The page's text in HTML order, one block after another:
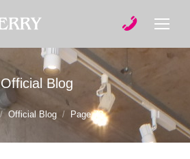
Official Blog
Official Blog Page 73